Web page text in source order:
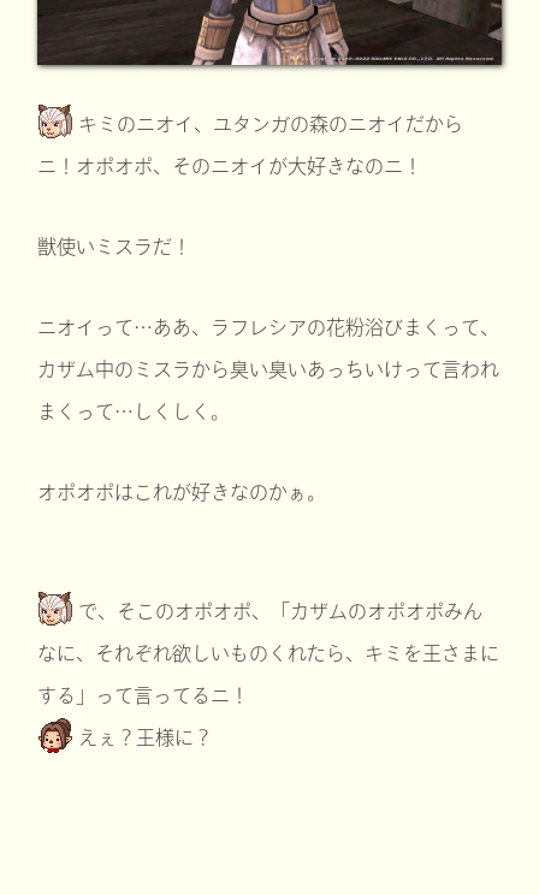
キミのニオイ、ユタンガの森のニオイだから
ニ！オポオポ、そのニオイが大好きなのニ！
獣使いミスラだ！
ニオイって…ああ、ラフレシアの花粉浴びまくって、
カザム中のミスラから臭い臭いあっちいけって言われ
まくって…しくしく。
オポオポはこれが好きなのかぁ。
で、そこのオポオポ、「カザムのオポオポみん
なに、それぞれ欲しいものくれたら、キミを王さまに
する」って言ってるニ！
えぇ？王様に？